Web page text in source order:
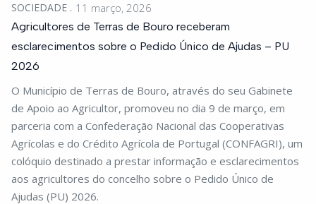
SOCIEDADE 11 março, 2026
Agricultores de Terras de Bouro receberam
esclarecimentos sobre o Pedido Único de Ajudas – PU
2026
O Município de Terras de Bouro, através do seu Gabinete
de Apoio ao Agricultor, promoveu no dia 9 de março, em
parceria com a Confederação Nacional das Cooperativas
Agrícolas e do Crédito Agrícola de Portugal (CONFAGRI), um
colóquio destinado a prestar informação e esclarecimentos
aos agricultores do concelho sobre o Pedido Único de
Ajudas (PU) 2026.